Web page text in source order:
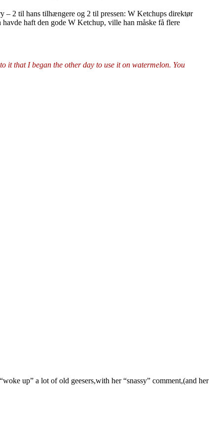
2 til hans tilhængere og 2 til pressen: W Ketchups direktør
haft den gode W Ketchup, ville han måske få flere
it that I began the other day to use it on watermelon. You
up” a lot of old geesers,with her “snassy” comment,(and her